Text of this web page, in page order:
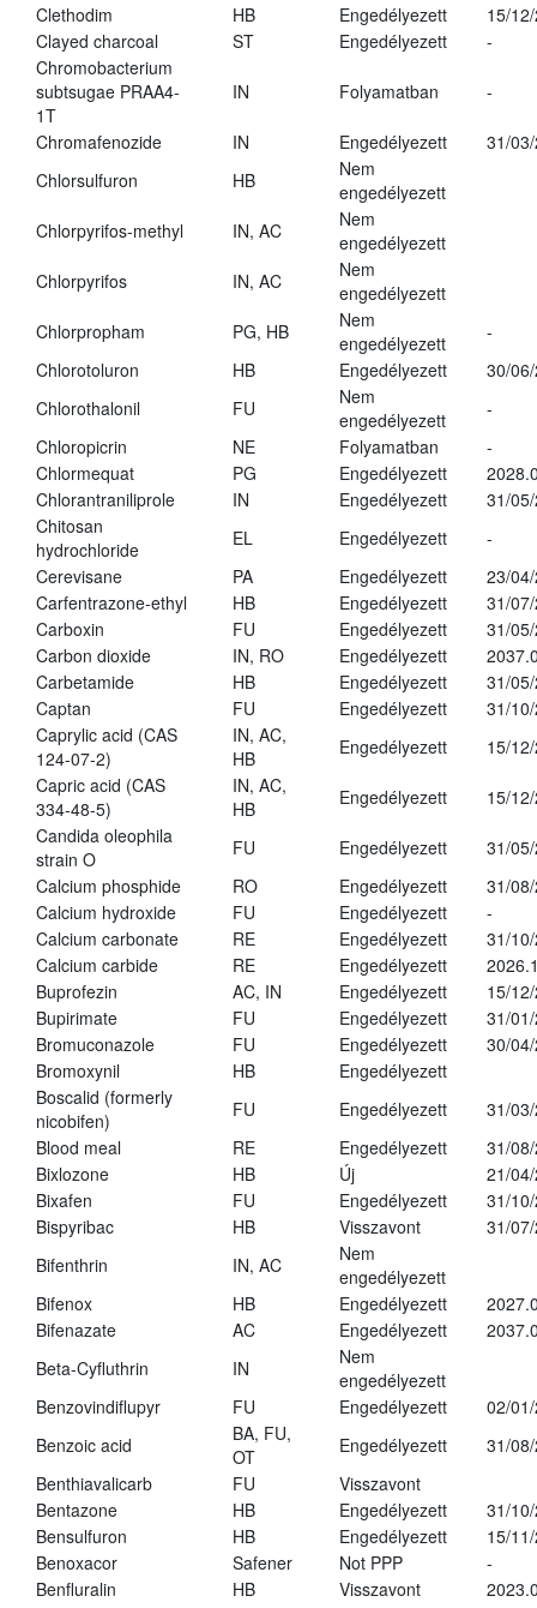
Clethodim
HB Engedélyezett
15/
Clayed charcoal
ST Engedélyezett
-
Chromobacterium
subtsugae PRAA4-
1T
IN Folyamatban -
Chromafenozide IN Engedélyezett
31/
Chlorsulfuron
HB
Nem
engedélyezett
Chlorpyrifos-methyl
IN, AC
Nem
engedélyezett
Chlorpyrifos
IN, AC
Nem
engedélyezett
Chlorpropham
PG, HB
Nem
engedélyezett
-
Chlorotoluron
HB Engedélyezett
30/
Chlorothalonil
FU
Nem
engedélyezett
-
Chloropicrin
NE Folyamatban
-
Chlormequat
PG Engedélyezett
Chlorantraniliprole
IN Engedélyezett
31/
Chitosan
hydrochloride
EL Engedélyezett
-
Cerevisane
PA Engedélyezett
23/
Carfentrazone-ethyl
HB Engedélyezett
31/
Carboxin
FU Engedélyezett
31/
Carbon dioxide
IN, RO Engedélyezett
Carbetamide
HB Engedélyezett
31/
Captan
FU Engedélyezett
31/
Caprylic acid (CAS
124-07-2)
IN, AC,
HB
Engedélyezett
15/
Capric acid (CAS
334-48-5)
IN, AC,
HB
Engedélyezett
15/
Candida oleophila
strain O
FU Engedélyezett
31/
Calcium phosphide
RO Engedélyezett
31/
Calcium hydroxide
FU Engedélyezett
-
Calcium carbonate
RE Engedélyezett
31/
Calcium carbide
RE Engedélyezett
Buprofezin
AC, IN Engedélyezett
15/
Bupirimate
FU Engedélyezett
31/
Bromuconazole
FU Engedélyezett
30/
Bromoxynil
HB
Engedélyezett
Boscalid (formerly
nicobifen)
FU Engedélyezett
31/
Blood meal
RE Engedélyezett
31/
Bixlozone
HB Új
21/
Bixafen
FU Engedélyezett
31/
Bispyribac
HB Visszavont
31/
Bifenthrin
IN, AC
Nem
engedélyezett
Bifenox
HB Engedélyezett
Bifenazate
AC Engedélyezett
Beta-Cyfluthrin
IN
Nem
engedélyezett
Benzovindiflupyr
FU Engedélyezett
02/
Benzoic acid
BA, FU,
OT
Engedélyezett
31/
Benthiavalicarb
FU
Visszavont
Bentazone
HB Engedélyezett
31/
Bensulfuron
HB Engedélyezett
15/
Benoxacor
Safener Not PPP
-
Benfluralin
HB Visszavont